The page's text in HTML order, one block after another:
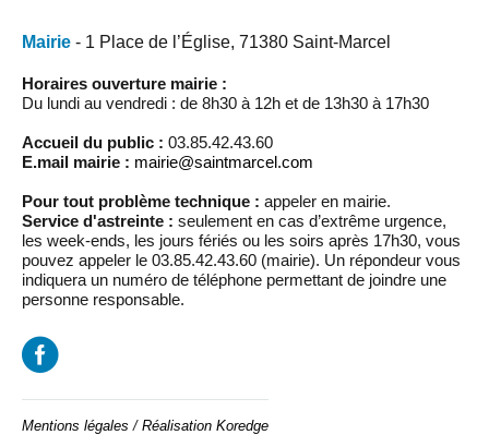
Mairie - 1 Place de l’Église, 71380 Saint-Marcel
Horaires ouverture mairie :
Du lundi au vendredi : de 8h30 à 12h et de 13h30 à 17h30
Accueil du public : 03.85.42.43.60
E.mail mairie : mairie@saintmarcel.com
Pour tout problème technique : appeler en mairie.
Service d'astreinte : seulement en cas d’extrême urgence,
les week-ends, les jours fériés ou les soirs après 17h30, vous
pouvez appeler le 03.85.42.43.60 (mairie). Un répondeur vous
indiquera un numéro de téléphone permettant de joindre une
personne responsable.
Mentions légales / Réalisation Koredge